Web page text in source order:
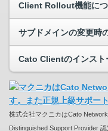
Client Rollout機能に
サブドメインの変更時
株式会社マクニカはCato
Distinguished Support Provider